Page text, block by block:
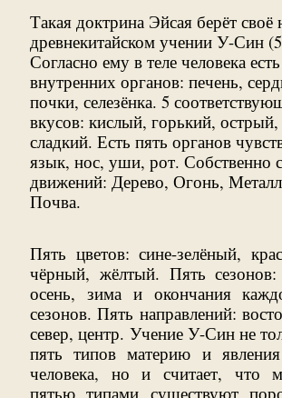
Такая доктрина Эйсая берёт своё
древнекитайском учении У-Син
Согласно ему в теле человека
внутренних органов: печень,
почки, селезёнка. 5
вкусов: кислый, горький,
сладкий. Есть пять органов
язык, нос, уши, рот. Собственно
движений: Дерево, Огонь,
Почва.
Пять цветов: сине-зелёный,
чёрный, жёлтый. Пять сезонов:
осень, зима и окончания
сезонов. Пять направлений:
север, центр. Учение У-Син не
пять типов материю и
человека, но и считает, что
пятью типами существуют